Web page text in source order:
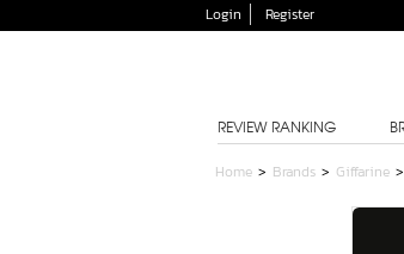
Login Register
REVIEW RANKING
Home > Brands > Giffarine >